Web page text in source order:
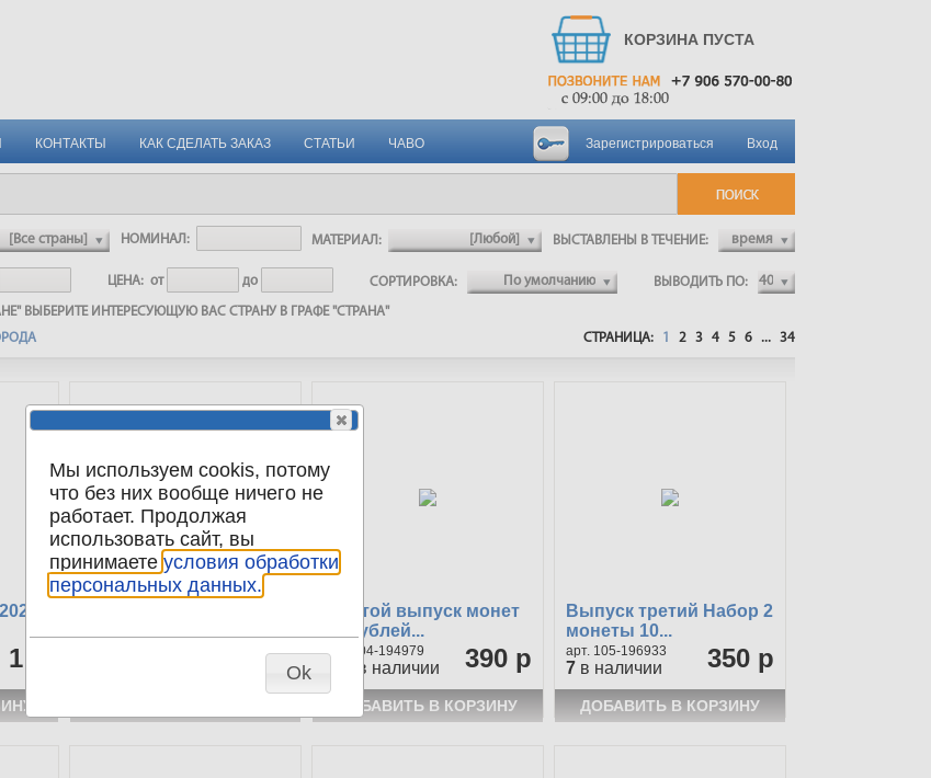
КОРЗИНА ПУСТА
КОНТАКТЫ КАК СДЕЛАТЬ ЗАКАЗ СТАТЬИ ЧАВО Вход
Зарегистрироваться
НОМИНАЛ: МАТЕРИАЛ: ВЫСТАВЛЕНЫ В ТЕЧЕНИЕ:
ЦЕНА: от до СОРТИРОВКА: ВЫВОДИТЬ ПО:
ВЫБЕРИТЕ ИНТЕРЕСУЮЩУЮ ВАС СТРАНУ В ГРАФЕ "СТРАНА"
СТРАНИЦА: 1 2 3 4 5 6 ... 34
1 р 65 р
Шестой выпуск монет
10 рублей...
390 р
104-194979
в наличии
Выпуск третий Набор 2
монеты 10...
350 р
105-196933
7 в наличии
Мы используем cookis, потому
что без них вообще ничего не
работает. Продолжая
использовать сайт, вы
принимаете условия обработки
персональных данных.
Ok